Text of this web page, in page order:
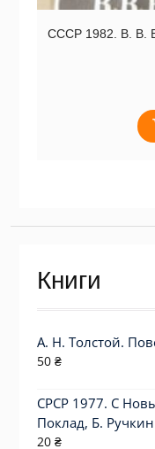
СССР 1982. В. В.
Книги
А. Н. Толстой.
50 ₴
СРСР 1977. С
Поклад, Б.
20 ₴